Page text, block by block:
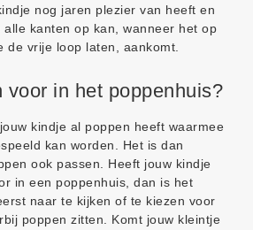
nog jaren plezier van heeft en
kanten op kan, wanneer het op
de vrije loop laten, aankomt.
voor in het poppenhuis?
kindje al poppen heeft waarmee
kan worden. Het is dan
ook passen. Heeft jouw kindje
in een poppenhuis, dan is het
naar te kijken of te kiezen voor
poppen zitten. Komt jouw kleintje